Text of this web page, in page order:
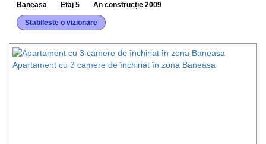
Baneasa Etaj 5 An construcție 2009
Stabileste o vizionare